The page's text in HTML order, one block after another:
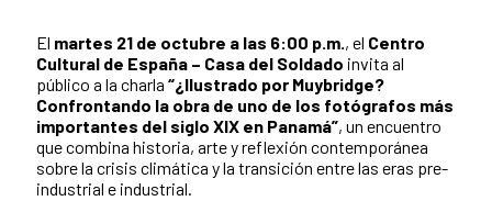
El martes 21 de octubre a las 6:00 p.m., el Centro
Cultural de España – Casa del Soldado invita al
público a la charla “¿Ilustrado por Muybridge?
Confrontando la obra de uno de los fotógrafos más
importantes del siglo XIX en Panamá”, un encuentro
que combina historia, arte y reflexión contemporánea
sobre la crisis climática y la transición entre las eras pre-
industrial e industrial.